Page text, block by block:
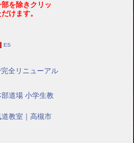
を除きクリッ
けます。
ES
全リニューアル
道場 小学生教
教室｜高槻市